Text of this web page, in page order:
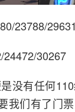
23788/29631
24472/30267
没有任何
我们有了门